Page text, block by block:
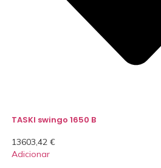
TASKI swingo 1650 B
13603,42 €
Adicionar